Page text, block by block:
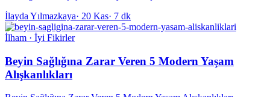
İlayda Yılmazkaya· 20 Kas· 7 dk
İlham · İyi Fikirler
Beyin Sağlığına Zarar Veren 5 Modern Yaşam
Alışkanlıkları